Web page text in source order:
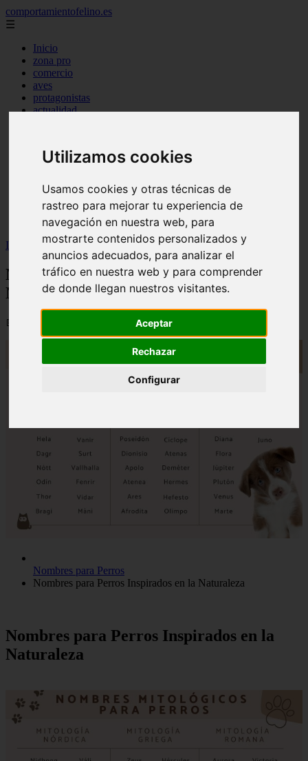
Utilizamos cookies
Usamos cookies y otras técnicas de
rastreo para mejorar tu experiencia de
navegación en nuestra web, para
mostrarte contenidos personalizados y
anuncios adecuados, para analizar el
tráfico en nuestra web y para comprender
de donde llegan nuestros visitantes.
Aceptar
Rechazar
Configurar
comportamientofelino.es
☰
Inicio
zona pro
comercio
aves
protagonistas
actualidad
articulos
canal tv
novedades
tablon de anuncios
uncategorized
zona pro
Inicio
gatos2 >Nombres para Perros Inspirados en la Naturaleza
Nombres para Perros Inspirados en la
Naturaleza
📅 12/06/2025
Nombres para Perros
Nombres para Perros Inspirados en la Naturaleza
Nombres para Perros Inspirados en la
Naturaleza